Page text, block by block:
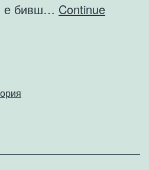
е бивш… Continue